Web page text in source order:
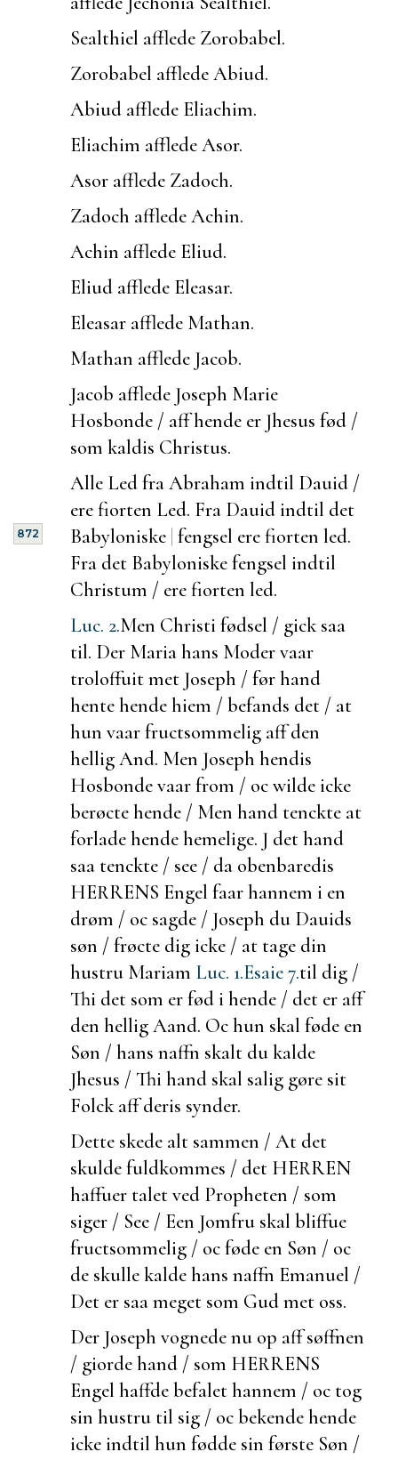
Sealthiel afflede Zorobabel.
Zorobabel afflede Abiud.
Abiud afflede Eliachim.
Eliachim afflede Asor.
Asor afflede Zadoch.
Zadoch afflede Achin.
Achin afflede Eliud.
Eliud afflede Eleasar.
Eleasar afflede Mathan.
Mathan afflede Jacob.
Jacob afflede Joseph Marie
Hosbonde / aff hende er Jhesus fød /
som kaldis Christus.
Alle Led fra Abraham indtil Dauid /
ere fiorten Led. Fra Dauid indtil det
Babyloniske |
872
fengsel ere fiorten led.
Fra det Babyloniske fengsel indtil
Christum / ere fiorten led.
Luc. 2.Men Christi fødsel / gick saa
til. Der Maria hans Moder vaar
troloffuit met Joseph / før hand
hente hende hiem / befands det / at
hun vaarfructsommelig aff den
hellig And. Men Joseph hendis
Hosbonde vaar from / oc wilde icke
berøcte hende / Men hand tenckte at
forlade hende hemelige. J det hand
saa tenckte / see / da obenbaredis
HERRENS Engel faar hannem i en
drøm / oc sagde / Joseph du Dauids
søn / frøcte dig icke / at tage din
hustru Mariam Luc. 1.Esaie 7.til dig /
Thi det som er fød i hende / det er aff
den hellig Aand. Oc hun skal føde en
Søn / hans naffn skalt du kalde
Jhesus / Thi hand skal salig gøre sit
Folck aff deris synder.
Dette skede alt sammen / At det
skuldefuldkommes / det HERREN
haffuer talet ved Propheten / som
siger / See / Een Jomfru skal bliffue
fructsommelig / oc føde en Søn / oc
de skulle kalde hans naffn Emanuel /
Det er saa meget som Gud met oss.
Der Joseph vognede nu op aff søffnen
/ giorde hand / som HERRENS
Engel haffde befalet hannem / oc tog
sin hustru til sig / ocbekende hende
icke indtil hun fødde sin første Søn /